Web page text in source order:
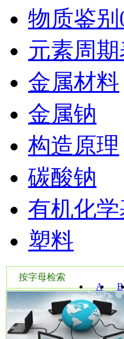
物质鉴别
元素周期
金属材料
金属钠
构造原理
碳酸钠
有机化学
塑料
按字母检索
A
B
W